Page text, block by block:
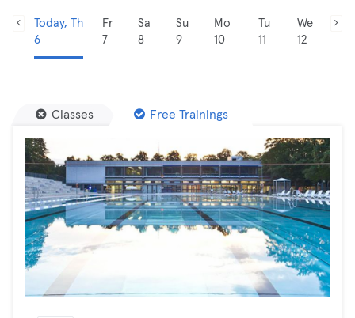
Today, Th
6
Fr
7
Sa
8
Su
9
Mo
10
Tu
11
We
12
Classes Free Trainings